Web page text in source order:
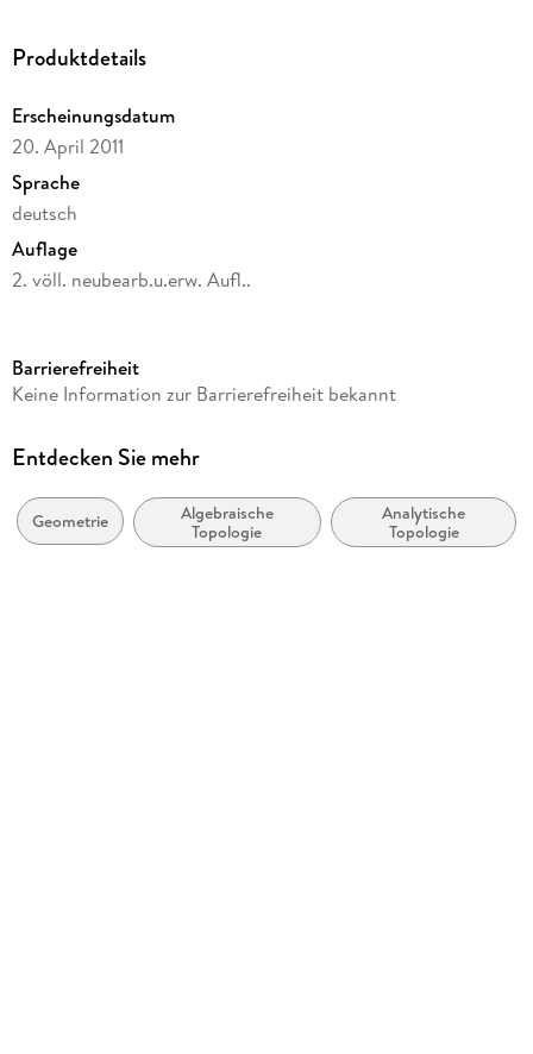
Produktdetails
Erscheinungsdatum
20. April 2011
Sprache
deutsch
Auflage
2. völl. neubearb.u.erw. Aufl..
Reihe
Autor/Autorin
Verlag/Hersteller
De Gruyter
Barrierefreiheit
Keine Information zur Barrierefreiheit bekannt
Entdecken Sie mehr
Geometrie
Algebraische
Topologie
Analytische
Topologie